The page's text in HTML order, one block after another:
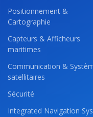
Positionnement &
Cartographie
Capteurs & Afficheurs
maritimes
Communication &
satellitaires
Sécurité
Integrated Navigation